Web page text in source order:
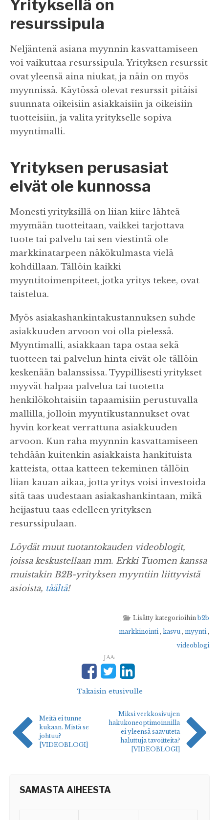
Yrityksellä on
resurssipula
Neljäntenä asiana myynnin kasvattamiseen
voi vaikuttaa resurssipula. Yrityksen resurssit
ovat yleensä aina niukat, ja näin on myös
myynnissä. Käytössä olevat resurssit pitäisi
suunnata oikeisiin asiakkaisiin ja oikeisiin
tuotteisiin, ja valita yritykselle sopiva
myyntimalli.
Yrityksen perusasiat
eivät ole kunnossa
Monesti yrityksillä on liian kiire lähteä
myymään tuotteitaan, vaikkei tarjottava
tuote tai palvelu tai sen viestintä ole
markkinatarpeen näkökulmasta vielä
kohdillaan. Tällöin kaikki
myyntitoimenpiteet, jotka yritys tekee, ovat
taistelua.
Myös asiakashankintakustannuksen suhde
asiakkuuden arvoon voi olla pielessä.
Myyntimalli, asiakkaan tapa ostaa sekä
tuotteen tai palvelun hinta eivät ole tällöin
keskenään balanssissa. Tyypillisesti yritykset
myyvät halpaa palvelua tai tuotetta
henkilökohtaisiin tapaamisiin perustuvalla
mallilla, jolloin myyntikustannukset ovat
hyvin korkeat verrattuna asiakkuuden
arvoon. Kun raha myynnin kasvattamiseen
tehdään kuitenkin asiakkaista hankituista
katteista, ottaa katteen tekeminen tällöin
liian kauan aikaa, jotta yritys voisi investoida
sitä taas uudestaan asiakashankintaan, mikä
heijastuu taas edelleen yrityksen
resurssipulaan.
Löydät muut tuotantokauden videoblogit,
joissa keskustellaan mm. Erkki Tuomen kanssa
muistakin B2B-yrityksen myyntiin liittyvistä
asioista, täältä!
Lisätty kategorioihin b2b
markkinointi, kasvu , myynti,
videoblogi
JAA:
Takaisin etusivulle
Meitä ei tunne
kukaan. Mistä se
johtuu?
[VIDEOBLOGI]
Miksi verkkosivujen
hakukoneoptimoinnilla
ei yleensä saavuteta
haluttuja tavoitteita?
[VIDEOBLOGI]
SAMASTA AIHEESTA